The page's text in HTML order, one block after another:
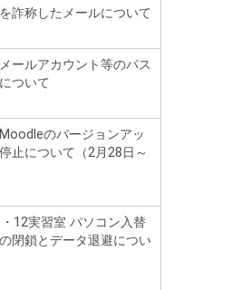
詐称したメールについて
ールアカウント等のパス
ついて
Moodleのバージョンアッ
止について（2月28日～
・12実習室 パソコン入替
閉鎖とデータ退避につい